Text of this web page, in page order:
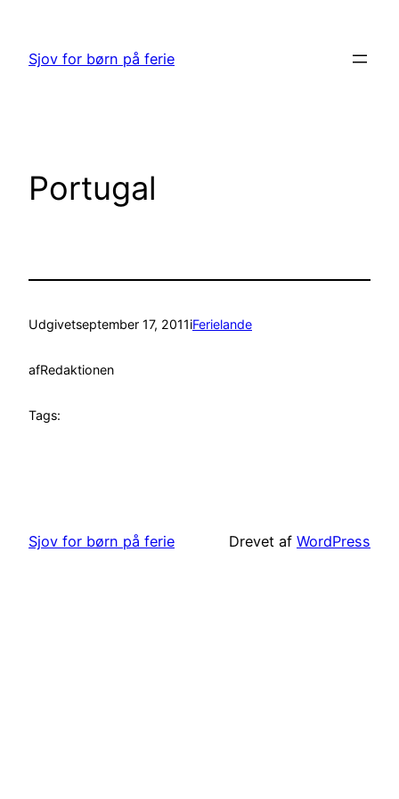
indhold
Sjov for børn på ferie
Portugal
Udgivetseptember 17, 2011iFerielande
afRedaktionen
Tags:
Sjov for børn på ferie Drevet af WordPress